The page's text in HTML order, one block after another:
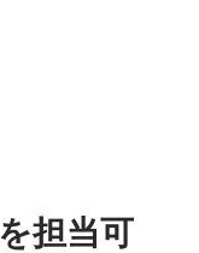
担当可